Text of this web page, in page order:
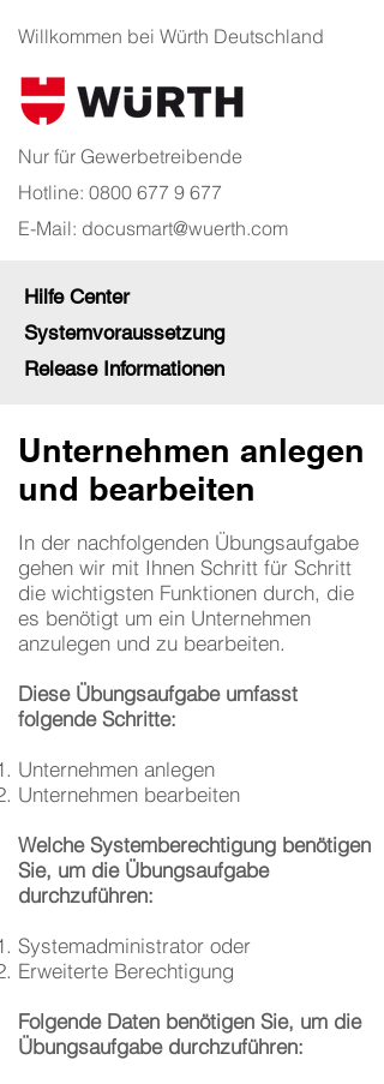
Willkommen bei Würth Deutschland
Nur für Gewerbetreibende
Hotline: 0800 677 9 677
E-Mail: docusmart@wuerth.com
Hilfe Center
Systemvoraussetzung
Release Informationen
Unternehmen anlegen
und bearbeiten
In der nachfolgenden Übungsaufgabe
gehen wir mit Ihnen Schritt für Schritt
die wichtigsten Funktionen durch, die
es benötigt um ein Unternehmen
anzulegen und zu bearbeiten.
Diese Übungsaufgabe umfasst
folgende Schritte:
Unternehmen anlegen
Unternehmen bearbeiten
Welche Systemberechtigung benötigen
Sie, um die Übungsaufgabe
durchzuführen:
Systemadministrator oder
Erweiterte Berechtigung
Folgende Daten benötigen Sie, um die
Übungsaufgabe durchzuführen: